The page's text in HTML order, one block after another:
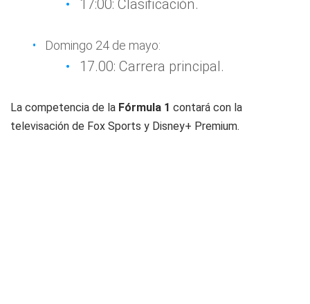
17:00: Clasificación.
Domingo 24 de mayo:
17.00: Carrera principal.
La competencia de la Fórmula 1 contará con la
televisación de Fox Sports y Disney+ Premium.